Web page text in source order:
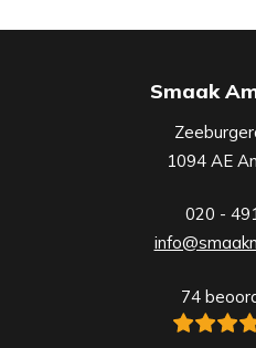
Smaak
1094 AE
020 -
74